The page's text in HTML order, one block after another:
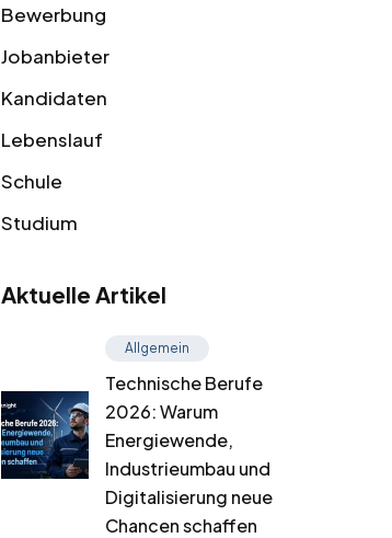
Bewerbung
Jobanbieter
Kandidaten
Lebenslauf
Schule
Studium
Aktuelle Artikel
Allgemein
Technische Berufe
2026: Warum
Energiewende,
Industrieumbau und
Digitalisierung neue
Chancen schaffen